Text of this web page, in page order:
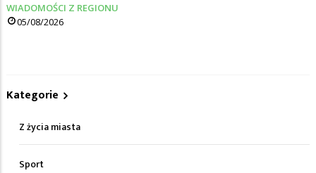
WIADOMOŚCI Z REGIONU
05/08/2026
Kategorie
Z życia miasta
Sport